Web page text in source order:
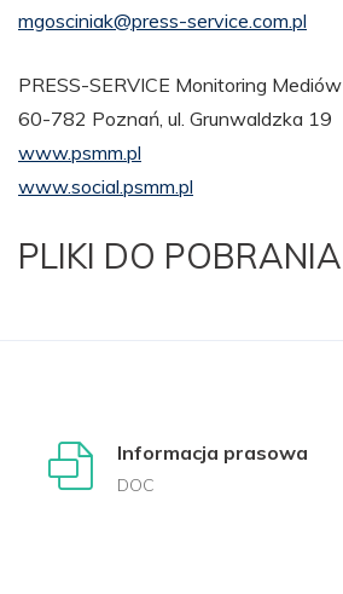
mgosciniak@press-service.com.pl
PRESS-SERVICE Monitoring Mediów
60-782 Poznań, ul. Grunwaldzka 19
www.psmm.pl
www.social.psmm.pl
PLIKI DO POBRANIA
Informacja prasowa
DOC